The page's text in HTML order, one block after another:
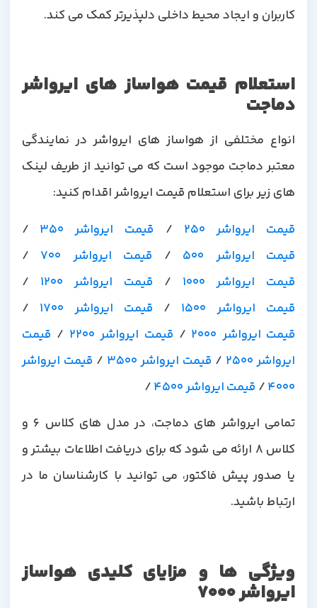
کاربران و ایجاد محیط داخلی دلپذیرتر کمک می کند.
استعلام قیمت هواساز های ایرواشر
دماجت
انواع مختلفی از هواساز های ایرواشر در نمایندگی
معتبر دماجت موجود است که می توانید از طریف لینک
های زیر برای استعلام قیمت ایرواشر اقدام کنید:
قیمت ایرواشر 250
/ قیمت ایرواشر 350
/
قیمت ایرواشر 500
/ قیمت ایرواشر 700
/
قیمت ایرواشر 1000
/ قیمت ایرواشر 1200
/
قیمت ایرواشر 1500
/ قیمت ایرواشر 1700
/
قیمت ایرواشر 2000
/ قیمت ایرواشر 2200 / قیمت
ایرواشر 2500
/ قیمت ایرواشر 3500 / قیمت ایرواشر
4000
/ قیمت ایرواشر 4500
/
تمامی ایرواشر های دماجت، در مدل های کلاس 6 و
کلاس 8 ارائه می شود که برای دریافت اطلاعات بیشتر و
یا صدور پیش فاکتور، می توانید با کارشناسان ما در
ارتباط باشید.
ویژگی ها و مزایای کلیدی هواساز
ایرواشر 7000